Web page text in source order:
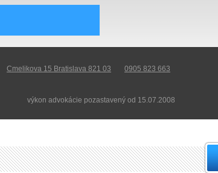
Cmelikova 15 Bratislava 821 03 0905 823 663
výkon advokácie pozastavený od 15.07.2008